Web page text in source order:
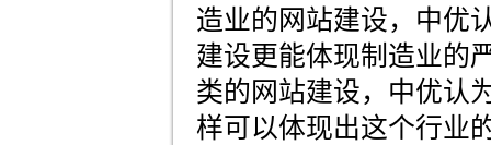
造业的网站建设，中优
建设更能体现制造业的
类的网站建设，中优认
样可以体现出这个行业